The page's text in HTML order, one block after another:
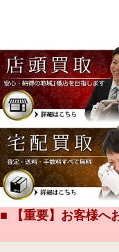
■ 【重要】お客様へ